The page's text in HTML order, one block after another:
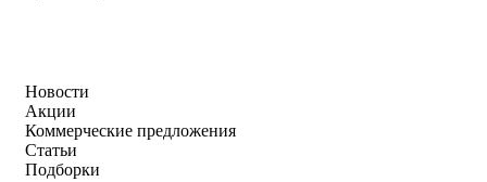
Новости
Акции
Коммерческие предложения
Статьи
Подборки